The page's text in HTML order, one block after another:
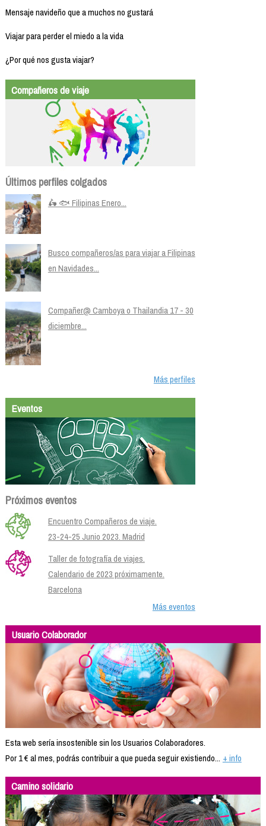
Mensaje navideño que a muchos no gustará
Viajar para perder el miedo a la vida
¿Por qué nos gusta viajar?
Compañeros de viaje
Últimos perfiles colgados
🛵 🐟 Filipinas Enero...
Busco compañeros/as para viajar a Filipinas
en Navidades...
Compañer@ Camboya o Thailandia 17 - 30
diciembre...
Más perfiles
Eventos
Próximos eventos
Encuentro Compañeros de viaje.
23-24-25 Junio 2023. Madrid
Taller de fotografía de viajes.
Calendario de 2023 próximamente.
Barcelona
Más eventos
Usuario Colaborador
Esta web sería insostenible sin los Usuarios Colaboradores.
Por 1 € al mes, podrás contribuir a que pueda seguir existiendo... + info
Camino solidario